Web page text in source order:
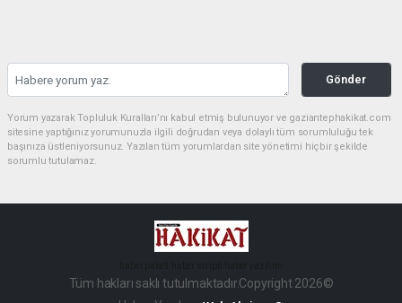
Gönder
Yorum yazarak Topluluk Kuralları’nı kabul etmiş bulunuyor ve gaziantephakikat.com
sitesine yaptığınız yorumunuzla ilgili doğrudan veya dolaylı tüm sorumluluğu tek
başınıza üstleniyorsunuz. Yazılan tüm yorumlardan site yönetimi hiçbir şekilde
sorumlu tutulamaz.
Tüm hakları saklı tutulmaktadır.Copyright 2026©